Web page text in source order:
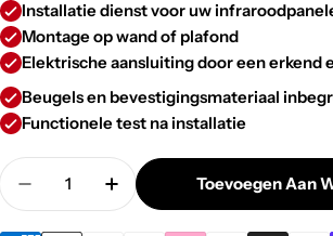
Installatie dienst voor uw
Montage op wand of plafond
Elektrische aansluiting door een erkend
Beugels en bevestigingsmateriaal
Functionele test na installatie
Aantal
Aantal Verlagen Voor Ecaros
Aantal Verhogen Voor
Toevoegen Aan